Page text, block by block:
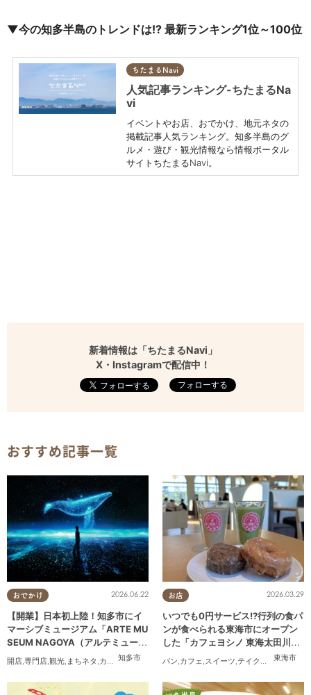
▼今の知多半島のトレンドは!? 最新ランキング1位～100位
ちたまるNavi
人気記事ランキング-ちたまるNa
vi
イベントやお店、おでかけ、地元ネタの
掲載記事人気ランキング。知多半島のグ
ルメ・遊び・観光情報なら情報ポータル
サイトちたまるNavi。
新着情報は「ちたまるNavi」
X・Instagramで配信中！
フォローする
おすすめ記事一覧
おでかけ
知多市
2026.06.22
【開業】日本初上陸！知多市にイ
マーシブミュージアム「ARTE MU
SEUM NAGOYA（アルテミュージ
アムナゴヤ）」が2026年11月下旬
にオープン
開店,専門店,観光, まちネタ ,カップル ,友人
お店
東海市
2026.03.29
いつでも0円サービス!?行列の食パ
ンが食べられる東海市にオープン
した「カフェヨシノ 東海太田川
パン,カフェ,スイーツ,テイクアウト ,家族